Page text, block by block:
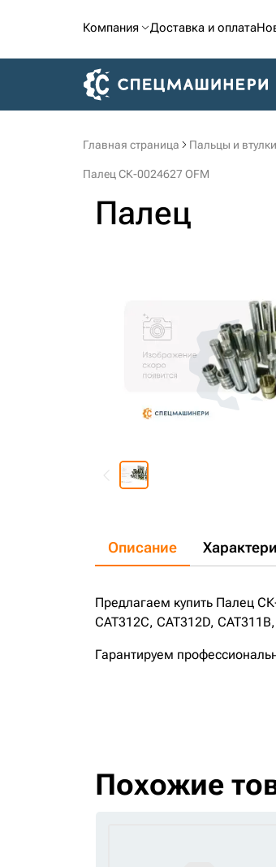
Компания Доставка и оплата
Главная страница Пальцы и
Палец СК-0024627 OFM
Палец
Описание
Предлагаем купить Палец
CAT312C, CAT312D,
Гарантируем
Похожие